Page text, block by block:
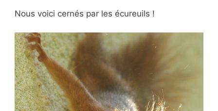
Nous voici cernés par les écureuils !